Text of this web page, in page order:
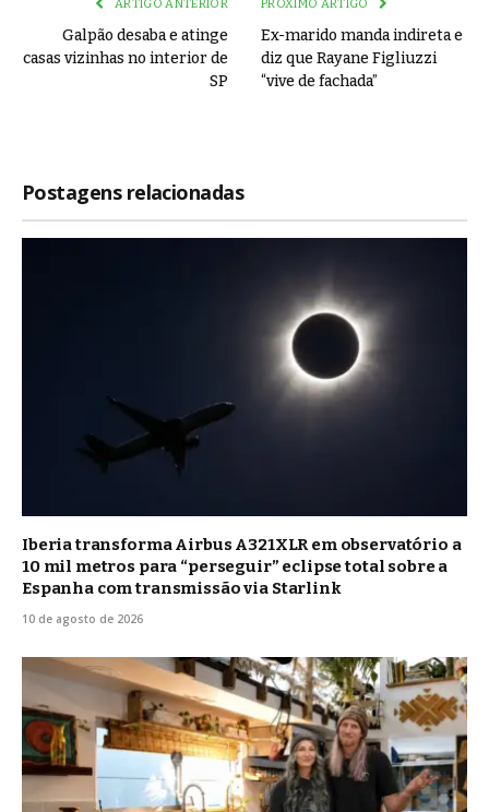
ARTIGO ANTERIOR
Galpão desaba e atinge
casas vizinhas no interior de
SP
PRÓXIMO ARTIGO
Ex-marido manda indireta e
diz que Rayane Figliuzzi
“vive de fachada”
Postagens relacionadas
Iberia transforma Airbus A321XLR em observatório a
10 mil metros para “perseguir” eclipse total sobre a
Espanha com transmissão via Starlink
10 de agosto de 2026